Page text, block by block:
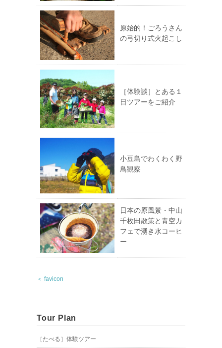
原始的！ごろうさん
の弓切り式火起こし
［体験談］とある１
日ツアーをご紹介
小豆島でわくわく野
鳥観察
日本の原風景・中山
千枚田散策と青空カ
フェで湧き水コーヒ
ー
＜ favicon
Tour Plan
［たべる］体験ツアー